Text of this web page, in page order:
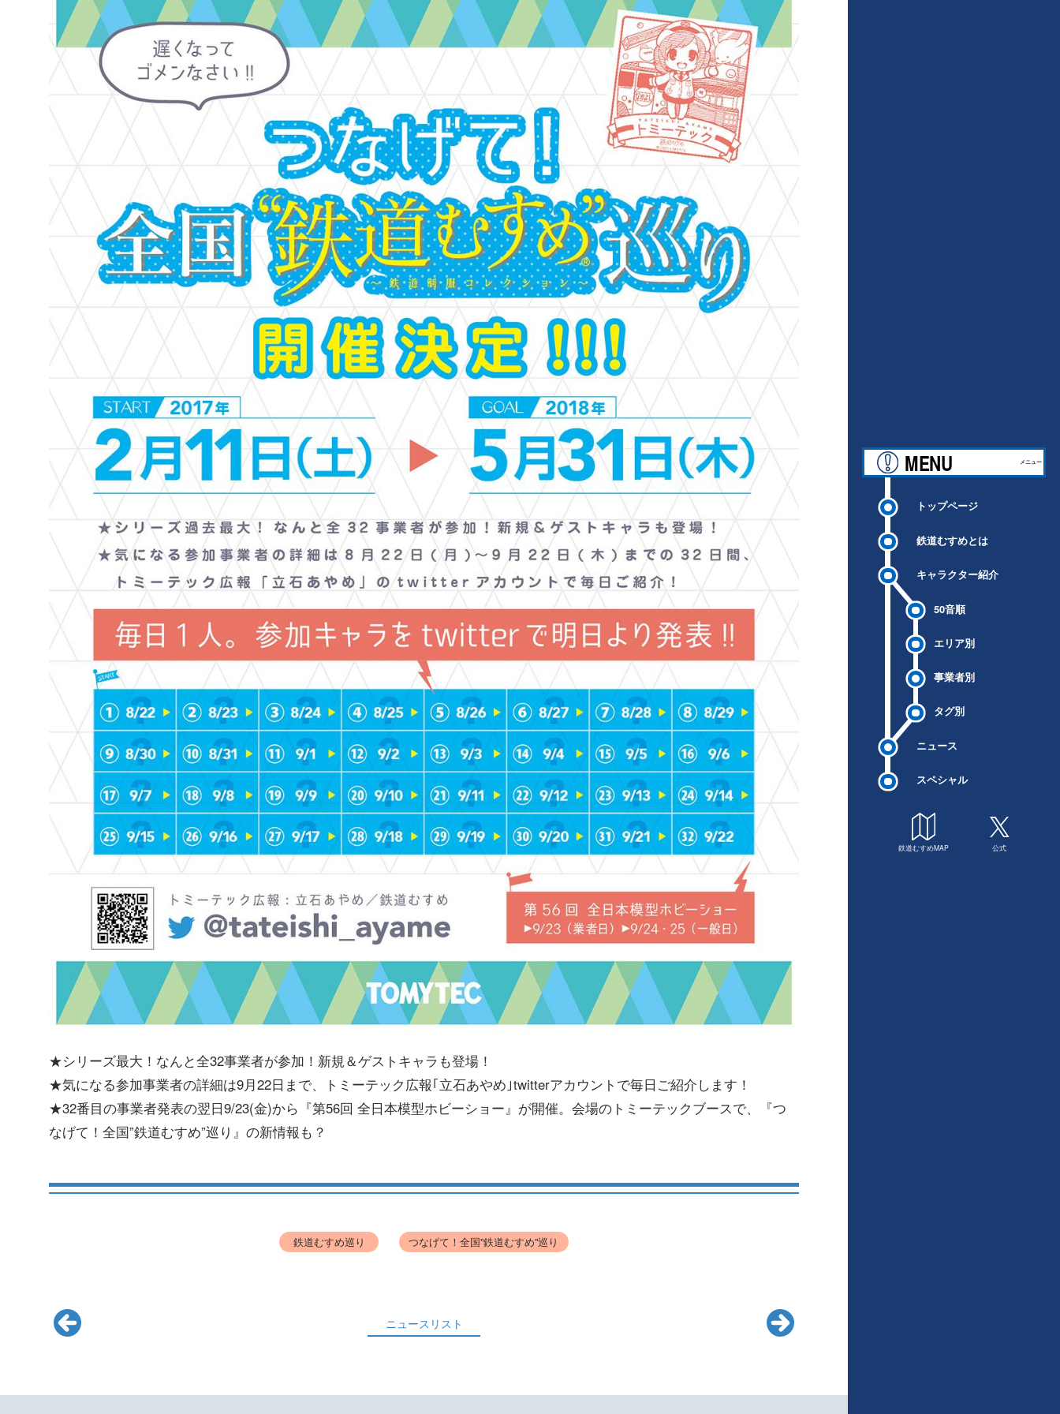
MENU メニュー
トップページ
鉄道むすめとは
キャラクター紹介
50音順
エリア別
事業者別
タグ別
ニュース
スペシャル
鉄道むすめMAP 公式
★シリーズ最大！なんと全32事業者が参加！新規＆ゲストキャラも登場！
★気になる参加事業者の詳細は9月22日まで、トミーテック広報｢立石あやめ｣twitterアカウントで毎日ご紹介します！
★32番目の事業者発表の翌日9/23(金)から『第56回 全日本模型ホビーショー』が開催。会場のトミーテックブースで、『つ
なげて！全国”鉄道むすめ”巡り』の新情報も？
鉄道むすめ巡り つなげて！全国"鉄道むすめ"巡り
ニュースリスト